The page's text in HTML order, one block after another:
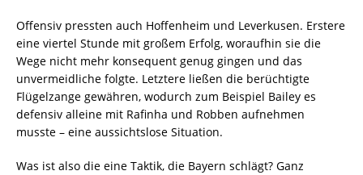
Offensiv pressten auch Hoffenheim und Leverkusen. Erstere
eine viertel Stunde mit großem Erfolg, woraufhin sie die
Wege nicht mehr konsequent genug gingen und das
unvermeidliche folgte. Letztere ließen die berüchtigte
Flügelzange gewähren, wodurch zum Beispiel Bailey es
defensiv alleine mit Rafinha und Robben aufnehmen
musste – eine aussichtslose Situation.
Was ist also die eine Taktik, die Bayern schlägt? Ganz